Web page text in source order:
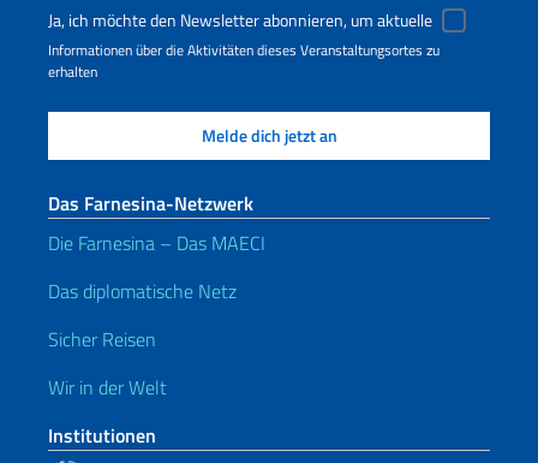
Ja, ich möchte den Newsletter abonnieren, um aktuelle
Informationen über die Aktivitäten dieses Veranstaltungsortes zu
erhalten
Das Farnesina-Netzwerk
Die Farnesina – Das MAECI
Das diplomatische Netz
Sicher Reisen
Wir in der Welt
Institutionen